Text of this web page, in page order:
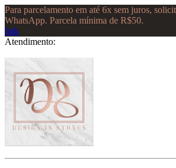
Para parcelamento em até 6x sem juros,
WhatsApp. Parcela mínima de R$50.
link
Atendimento: